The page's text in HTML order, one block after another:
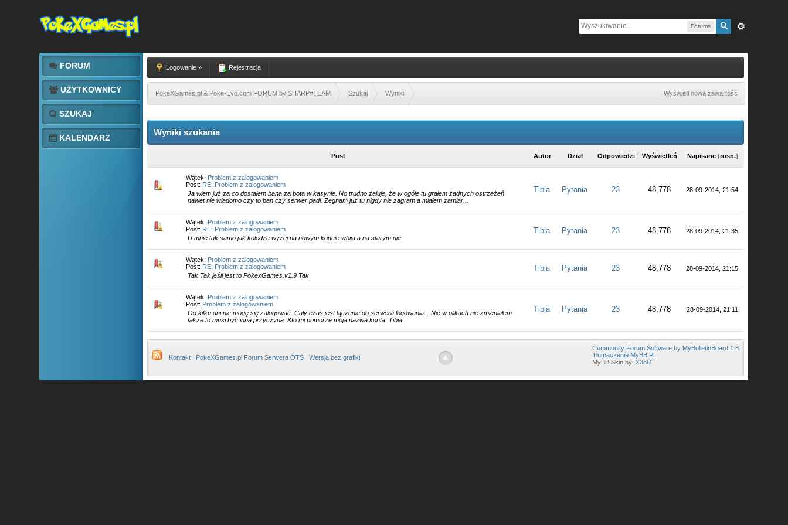
Forums
FORUM
UŻYTKOWNICY
SZUKAJ
KALENDARZ
Logowanie » Rejestracja
PokeXGames.pl & Poke-Evo.com FORUM by SHARP#TEAM Szukaj Wyniki Wyświetl nową zawartość
Wyniki szukania
Post Autor Dział Odpowiedzi Wyświetleń Napisane [rosn.]
Wątek: Problem z zalogowaniem
Post: RE: Problem z zalogowaniem
Ja wiem już za co dostałem bana za bota w kasynie. No trudno żałuje, że w ogóle tu grałem żadnych ostrzeżeń
nawet nie wiadomo czy to ban czy serwer padł. Żegnam już tu nigdy nie zagram a miałem zamiar...
Tibia Pytania 23 48,778 28-09-2014, 21:54
Wątek: Problem z zalogowaniem
Post: RE: Problem z zalogowaniem
U mnie tak samo jak koledze wyżej na nowym koncie wbija a na starym nie.
Tibia Pytania 23 48,778 28-09-2014, 21:35
Wątek: Problem z zalogowaniem
Post: RE: Problem z zalogowaniem
Tak Tak jeśli jest to PokexGames.v1.9 Tak
Tibia Pytania 23 48,778 28-09-2014, 21:15
Wątek: Problem z zalogowaniem
Post: Problem z zalogowaniem
Od kilku dni nie mogę się zalogować. Cały czas jest łączenie do serwera logowania... Nic w plikach nie zmieniałem
także to musi być inna przyczyna. Kto mi pomorze moja nazwa konta: Tibia
Tibia Pytania 23 48,778 28-09-2014, 21:11
Kontakt PokeXGames.pl Forum Serwera OTS Wersja bez grafiki
Community Forum Software by MyBulletinBoard 1.8
Tłumaczenie MyBB PL
MyBB Skin by:X3nO